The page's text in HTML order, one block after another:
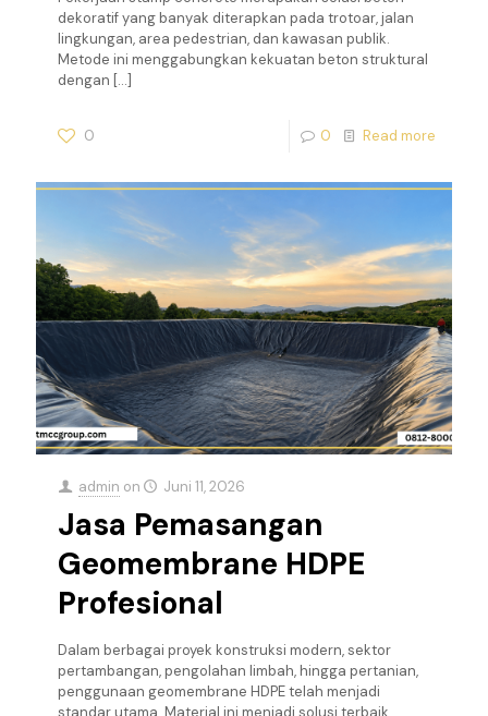
dekoratif yang banyak diterapkan pada trotoar, jalan
lingkungan, area pedestrian, dan kawasan publik.
Metode ini menggabungkan kekuatan beton struktural
dengan […]
0 0 Read more
admin on Juni 11, 2026
Jasa Pemasangan
Geomembrane HDPE
Profesional
Dalam berbagai proyek konstruksi modern, sektor
pertambangan, pengolahan limbah, hingga pertanian,
penggunaan geomembrane HDPE telah menjadi
standar utama. Material ini menjadi solusi terbaik